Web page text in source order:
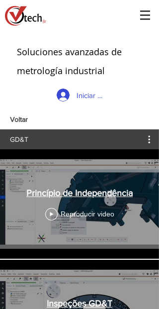
Soluciones avanzadas de
metrología industrial
Iniciar sesión
Voltar
GD&T
Princípio de Independência
Reproducir video
Inspeções GD&T